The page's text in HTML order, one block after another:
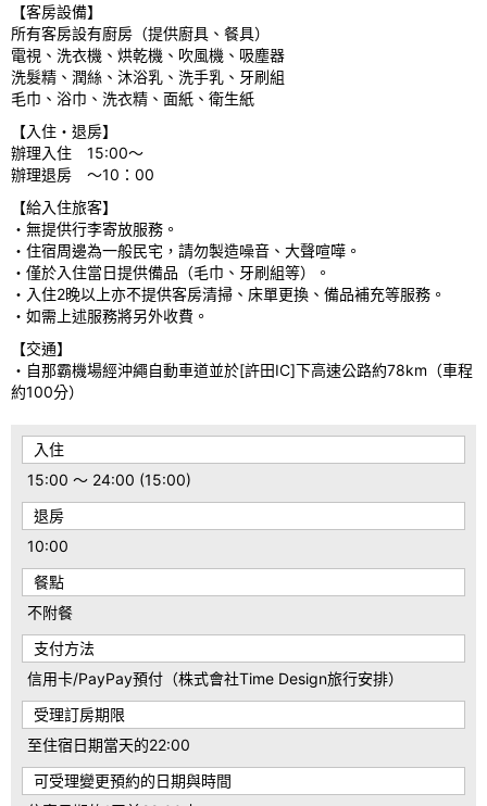
【客房設備】
所有客房設有廚房（提供廚具、餐具）
電視、洗衣機、烘乾機、吹風機、吸塵器
洗髮精、潤絲、沐浴乳、洗手乳、牙刷組
毛巾、浴巾、洗衣精、面紙、衛生紙
【入住・退房】
辦理入住 15:00～
辦理退房 ～10：00
【給入住旅客】
・無提供行李寄放服務。
・住宿周邊為一般民宅，請勿製造噪音、大聲喧嘩。
・僅於入住當日提供備品（毛巾、牙刷組等）。
・入住2晚以上亦不提供客房清掃、床單更換、備品補充等服務。
・如需上述服務將另外收費。
【交通】
・自那霸機場經沖繩自動車道並於[許田IC]下高速公路約78km（車程
約100分）
入住
15:00 ～ 24:00 (15:00)
退房
10:00
餐點
不附餐
支付方法
信用卡/PayPay預付（株式會社Time Design旅行安排）
受理訂房期限
至住宿日期當天的22:00
可受理變更預約的日期與時間